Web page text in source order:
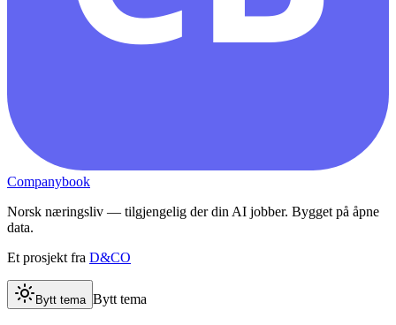
Companybook
Norsk næringsliv — tilgjengelig der din AI jobber. Bygget på åpne
data.
Et prosjekt fra D&CO
Bytt tema Bytt tema